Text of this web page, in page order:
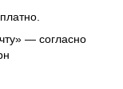
— согласно